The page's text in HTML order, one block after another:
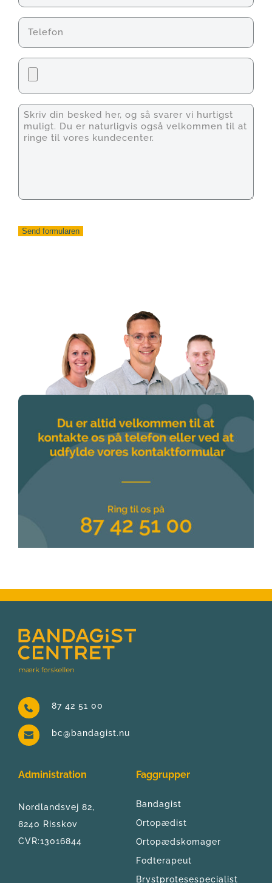
Telefon
Fil
Unavngivet
Send formularen
87 42 51 00
bc@bandagist.nu
Administration
Nordlandsvej 82,
8240 Risskov
CVR:13016844
Faggrupper
Bandagist
Ortopædist
Ortopædskomager
Fodterapeut
Brystprotesespecialist